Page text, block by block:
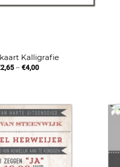
Kalligrafie
2,65– €4,00